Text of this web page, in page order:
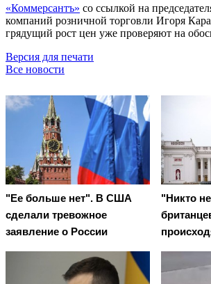
«Коммерсантъ» со ссылкой на
компаний розничной торговли Игоря
грядущий рост цен уже проверяют на
Версия для печати
Все новости
"Ее больше нет". В США
сделали тревожное
заявление о России
"Никто